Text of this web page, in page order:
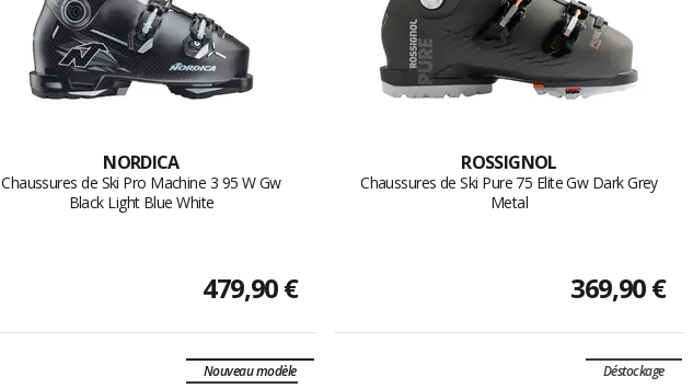
NORDICA
Chaussures de Ski Pro Machine 3 95 W Gw
Black Light Blue White
479,90 €
ROSSIGNOL
Chaussures de Ski Pure 75 Elite Gw Dark Grey
Metal
369,90 €
Nouveau modèle
Déstockage